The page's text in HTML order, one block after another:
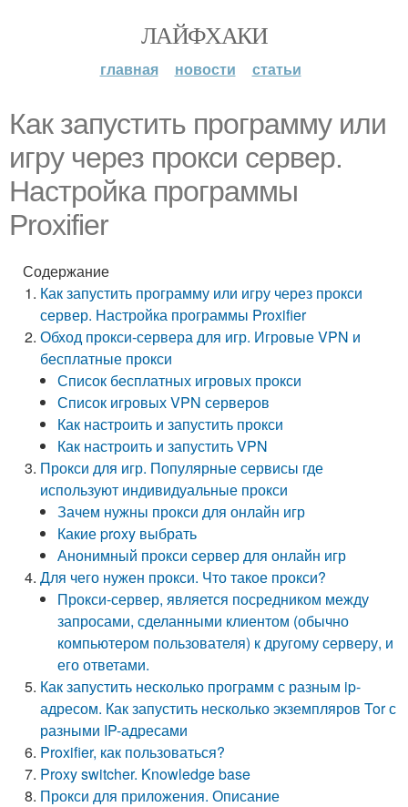
ЛАЙФХАКИ
главная новости статьи
Как запустить программу или
игру через прокси сервер.
Настройка программы
Proxifier
Содержание
Как запустить программу или игру через прокси
сервер. Настройка программы Proxifier
Обход прокси-сервера для игр. Игровые VPN и
бесплатные прокси
Список бесплатных игровых прокси
Список игровых VPN серверов
Как настроить и запустить прокси
Как настроить и запустить VPN
Прокси для игр. Популярные сервисы где
используют индивидуальные прокси
Зачем нужны прокси для онлайн игр
Какие proxy выбрать
Анонимный прокси сервер для онлайн игр
Для чего нужен прокси. Что такое прокси?
Прокси-сервер, является посредником между
запросами, сделанными клиентом (обычно
компьютером пользователя) к другому серверу, и
его ответами.
Как запустить несколько программ с разным ip-
адресом. Как запустить несколько экземпляров Tor с
разными IP-адресами
Proxifier, как пользоваться?
Proxy switcher. Knowledge base
Прокси для приложения. Описание